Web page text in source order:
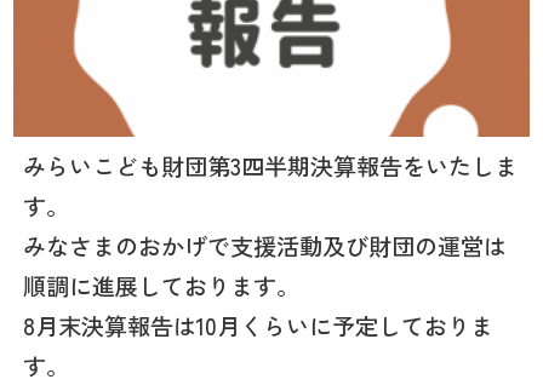
みらいこども財団第3四半期決算報告をいたしま
す。
みなさまのおかげで支援活動及び財団の運営は
順調に進展しております。
8月末決算報告は10月くらいに予定しておりま
す。